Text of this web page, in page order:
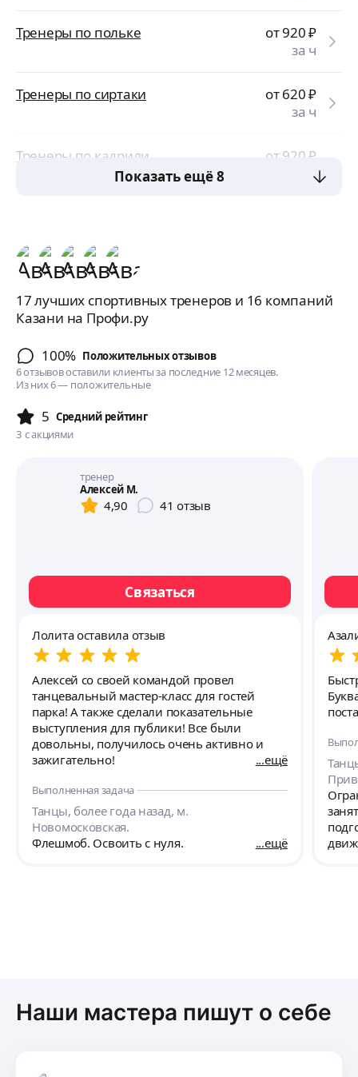
Тренеры по польке от 920₽
за ч
Тренеры по сиртаки от 620₽
за ч
Тренеры по кадрили от 920₽
за ч
Показать ещё 8
17 лучших спортивных тренеров и 16 компаний
Казани на Профи.ру
100% Положительных отзывов
6 отзывов оставили клиенты за последние 12 месяцев.
Из них 6 — положительные
5 Cредний рейтинг
3 с акциями
тренер
Алексей М.
4,90 41 отзыв
Связаться
Лолита оставила отзыв
Алексей со своей командой провел
танцевальный мастер-класс для гостей
парка! А также сделали показательные
выступления для публики! Все были
довольны, получилось очень активно и
зажигательно!
ещё
Выполненная задача
Танцы, более года назад, м.
Новомосковская.
Флешмоб. Освоить с нуля.
ещё
Наши мастера пишут о себе